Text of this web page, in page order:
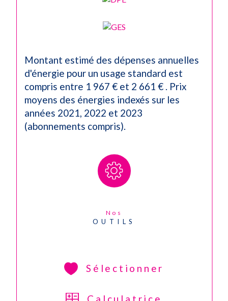
Montant estimé des dépenses annuelles
d'énergie pour un usage standard est
compris entre 1 967 € et 2 661 € . Prix
moyens des énergies indexés sur les
années 2021, 2022 et 2023
(abonnements compris).
Nos
OUTILS
Sélectionner